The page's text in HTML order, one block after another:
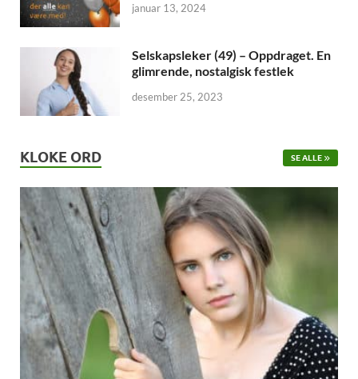
januar 13, 2024
Selskapsleker (49) – Oppdraget. En
glimrende, nostalgisk festlek
desember 25, 2023
KLOKE ORD SE ALLE